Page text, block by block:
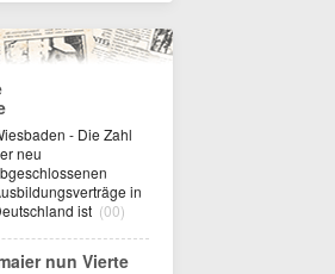
- Die Zahl
neu
in
ist (00)
nun Vierte